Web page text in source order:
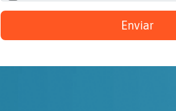
Enviar